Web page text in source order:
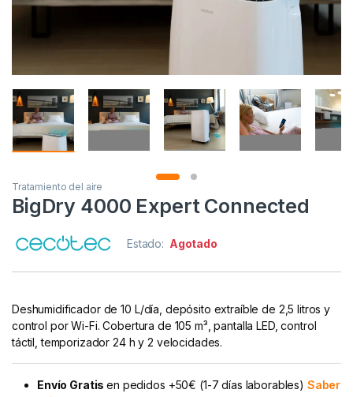
Tratamiento del aire
BigDry 4000 Expert Connected
Estado: Agotado
Deshumidificador de 10 L/día, depósito extraíble de 2,5 litros y
control por Wi-Fi. Cobertura de 105 m³, pantalla LED, control
táctil, temporizador 24 h y 2 velocidades.
Envío Gratisen pedidos +50€ (1-7 días laborables) Saber